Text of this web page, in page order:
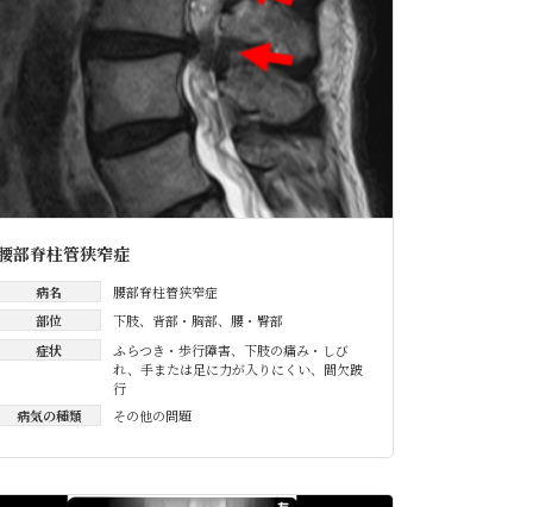
部脊柱管狭窄症
病名
腰部脊柱管狭窄症
部位
下肢、 背部・胸部、腰・臀部
症状
ふらつき・歩行障害、下肢の痛み・しび
れ、手または足に力が入りにくい、 間欠跛
行
病気の種類
その他の問題